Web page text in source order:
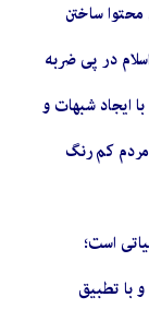
ساختن
در پی ضربه
ایجاد شبهات و
کم رنگ
است؛
با تطبیق